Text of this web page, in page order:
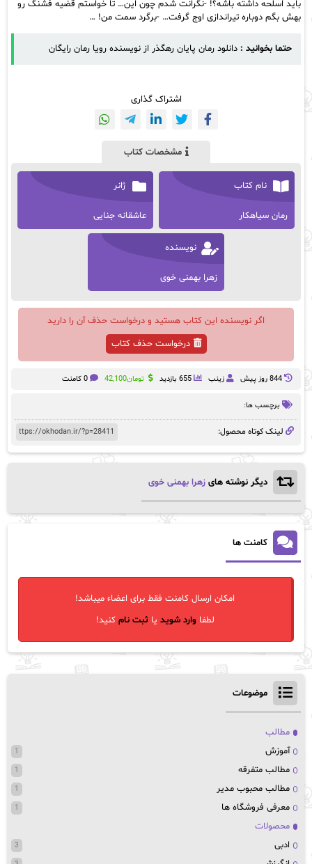
باید اسلحه داشته باشه؟! -نگرانت شدم چون این… تا خواستم قضیه فشنگ رو
بهش بگم دوباره تیراندازی اوج گرفت… -برگرد سمت من! …
حتما بخوانید : دانلود رمان پایان رهگذر از نویسنده رویا رمان رایگان
اشتراک گذاری
مشخصات کتاب
نام کتاب
رمان سیاهکار
ژانر
عاشقانه جنایی
نویسنده
زهرا بهمنی خوی
اگر نویسنده این کتاب هستید و درخواست حذف آن را دارید
درخواست حذف کتاب
844 روز پيش زینب 655 بازدید تومان42,100 0 کامنت
برچسب ها:
لینک کوتاه محصول:
دیگر نوشته های زهرا بهمنی خوی
کامنت ها
امکان ارسال کامنت فقط برای اعضاء میباشد!
لطفاوارد شوید یاثبت نام کنید!
موضوعات
مطالب
آموزش
1
مطالب متفرقه 1
مطالب محبوب مدیر 1
معرفی فروشگاه ها 1
محصولات
ادبی
3